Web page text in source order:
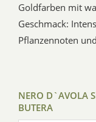
Goldfarben mit
Geschmack:
Pflanzennoten
NERO D`AVOLA
BUTERA